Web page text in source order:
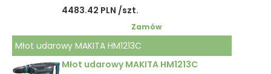
4483.42 PLN /szt.
Zamów
Młot udarowy MAKITA HM1213C
Młot udarowy MAKITA HM1213C